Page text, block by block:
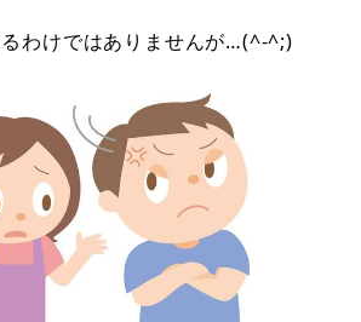
わけではありませんが…(^-^;)